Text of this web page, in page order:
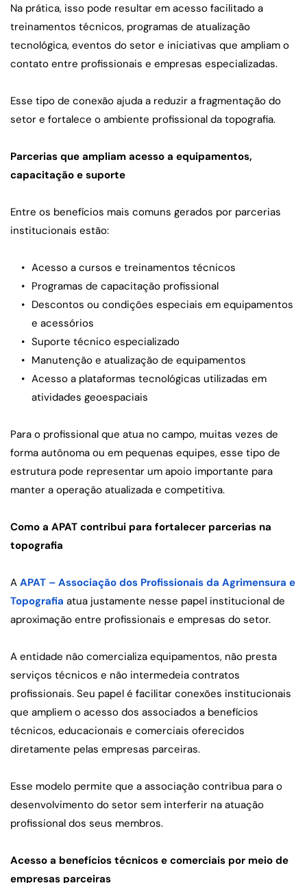
Na prática, isso pode resultar em acesso facilitado a
treinamentos técnicos, programas de atualização
tecnológica, eventos do setor e iniciativas que ampliam o
contato entre profissionais e empresas especializadas.
Esse tipo de conexão ajuda a reduzir a fragmentação do
setor e fortalece o ambiente profissional da topografia.
Parcerias que ampliam acesso a equipamentos,
capacitação e suporte
Entre os benefícios mais comuns gerados por parcerias
institucionais estão:
Acesso a cursos e treinamentos técnicos
Programas de capacitação profissional
Descontos ou condições especiais em equipamentos
e acessórios
Suporte técnico especializado
Manutenção e atualização de equipamentos
Acesso a plataformas tecnológicas utilizadas em
atividades geoespaciais
Para o profissional que atua no campo, muitas vezes de
forma autônoma ou em pequenas equipes, esse tipo de
estrutura pode representar um apoio importante para
manter a operação atualizada e competitiva.
Como a APAT contribui para fortalecer parcerias na
topografia
A APAT – Associação dos Profissionais da Agrimensura e
Topografia atua justamente nesse papel institucional de
aproximação entre profissionais e empresas do setor.
A entidade não comercializa equipamentos, não presta
serviços técnicos e não intermedeia contratos
profissionais. Seu papel é facilitar conexões institucionais
que ampliem o acesso dos associados a benefícios
técnicos, educacionais e comerciais oferecidos
diretamente pelas empresas parceiras.
Esse modelo permite que a associação contribua para o
desenvolvimento do setor sem interferir na atuação
profissional dos seus membros.
Acesso a benefícios técnicos e comerciais por meio de
empresas parceiras